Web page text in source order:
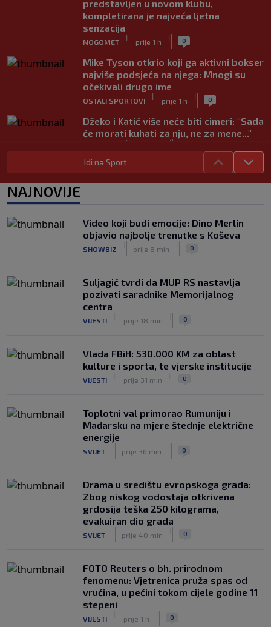
predstavljen u novom klubu,
kompletirana je najveća ljetna
senzacija
NOGOMET
|
prije 1 h
| 0
Mike Tyson otkrio koji ga aktivni bokser
najviše podsjeća na njega: Mnogi su
očekivali drugo ime
OSTALI SPORTOVI
|
prije 1 h
| 0
Džeko i Katić više neće biti cimeri: "Sada
će morati kuhati za nju, ne za mene..."
| |
Vodstvo FIFA-e priznalo pogreške, evo
pola u ženskom tenisu
TENIS
|
prije 2 h
| 0
Idi na Sport
NAJNOVIJE
Video koji budi emocije: Dino Merlin
objavio najbolje trenutke s Koševa
SHOWBIZ prije 8 min 0
Suljagić tvrdi da MUP RS nastavlja
pozivati saradnike Memorijalnog
centra
VIJESTI prije 18 min 0
Vlada FBiH: 530.000 KM za oblast
kulture i sporta, te vjerske institucije
VIJESTI prije 31 min 0
Toplotni val primorao Rumuniju i
Mađarsku na mjere štednje električne
energije
SVIJET prije 36 min 0
Drama u središtu evropskoga grada:
Zbog niskog vodostaja otkrivena
grdosija teška 250 kilograma,
evakuiran dio grada
SVIJET prije 40 min 0
FOTO Reuters o bh. prirodnom
fenomenu: Vjetrenica pruža spas od
vrućina, u pećini tokom cijele godine 11
stepeni
VIJESTI prije 1 h 0